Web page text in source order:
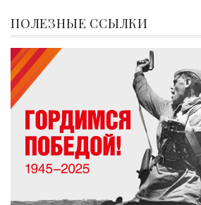
ПОЛЕЗНЫЕ ССЫЛКИ